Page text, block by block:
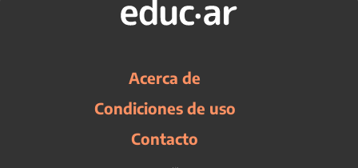
Acerca de
Condiciones de uso
Contacto